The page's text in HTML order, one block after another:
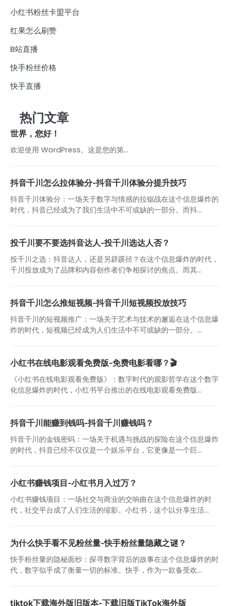
小红书粉丝卡盟平台
红果怎么刷赞
B站直播
快手粉丝价格
快手直播
热门文章
世界，您好！
欢迎使用 WordPress。这是您的第…
抖音千川怎么拉体验分-抖音千川体验分提升技巧
抖音千川体验分：一场关于数字与情感的拉锯战在这个信息爆炸的
时代，抖音已经成为了我们生活中不可或缺的一部分。而抖...
投千川要不要选抖音达人-投千川选达人否？
投千川之选：抖音达人，还是另辟蹊径？在这个信息爆炸的时代，
千川投放成为了品牌和内容创作者们争相探讨的焦点。而其...
抖音千川怎么推短视频-抖音千川短视频投放技巧
抖音千川的短视频推广：一场关于艺术与技术的邂逅在这个信息爆
炸的时代，短视频已经成为人们生活中不可或缺的一部分。...
小红书在线电影观看免费版-免费电影看哪？🎬
《小红书在线电影观看免费版》：数字时代的观影哲学在这个数字
化信息爆炸的时代，小红书平台推出的在线电影观看免费版...
抖音千川能赚到钱吗-抖音千川赚钱吗？
抖音千川的金钱密码：一场关于机遇与挑战的探险在这个信息爆炸
的时代，抖音已经不仅仅是一个娱乐平台，它更像是一个巨...
小红书赚钱项目-小红书月入过万？
小红书赚钱项目：一场社交与商业的交响曲在这个信息爆炸的时
代，社交平台成了人们生活的缩影。小红书，这个以分享生活...
为什么快手看不见粉丝量-快手粉丝量隐藏之谜？
快手粉丝量的隐秘面纱：探寻数字背后的故事在这个信息爆炸的时
代，数字似乎成了衡量一切的标准。快手，作为一款备受欢...
tiktok下载海外版旧版本-下载旧版TikTok海外版